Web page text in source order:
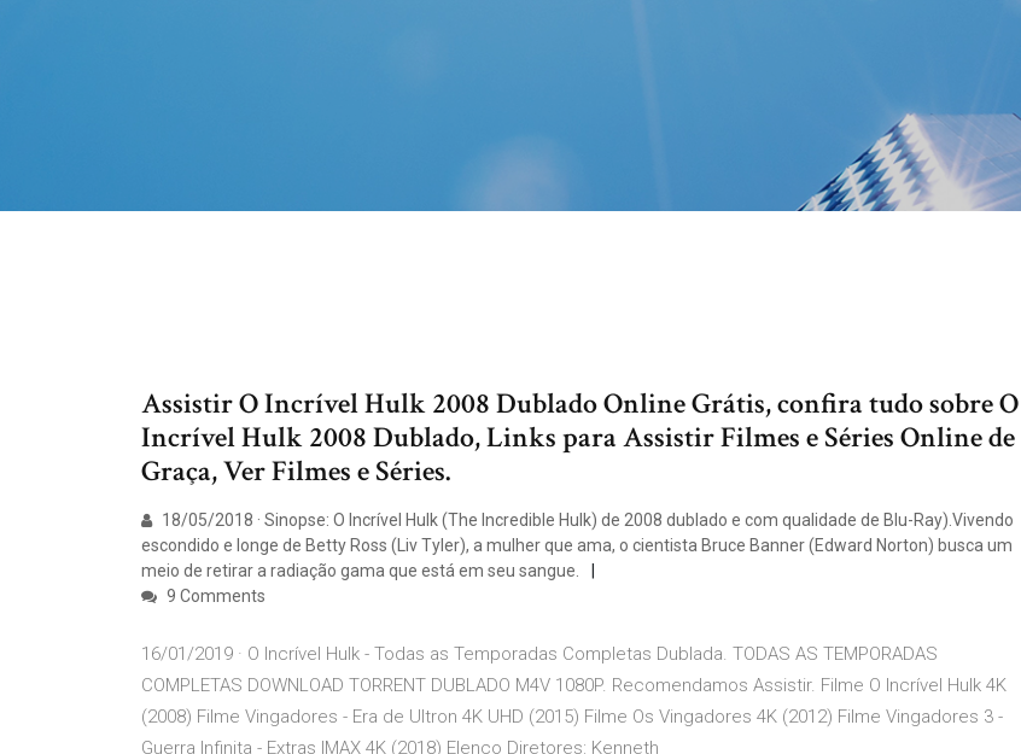
Assistir O Incrível Hulk 2008 Dublado Online Grátis, confira tudo sobre O
Incrível Hulk 2008 Dublado, Links para Assistir Filmes e Séries Online de
Graça, Ver Filmes e Séries.
18/05/2018 · Sinopse: O Incrível Hulk (The Incredible Hulk) de 2008 dublado e com qualidade de Blu-Ray).Vivendo
escondido e longe de Betty Ross (Liv Tyler), a mulher que ama, o cientista Bruce Banner (Edward Norton) busca um
meio de retirar a radiação gama que está em seu sangue.
9 Comments
16/01/2019 · O Incrível Hulk - Todas as Temporadas Completas Dublada. TODAS AS TEMPORADAS
COMPLETAS DOWNLOAD TORRENT DUBLADO M4V 1080P. Recomendamos Assistir. Filme O Incrível Hulk 4K
(2008) Filme Vingadores - Era de Ultron 4K UHD (2015) Filme Os Vingadores 4K (2012) Filme Vingadores 3 -
Guerra Infinita - Extras IMAX 4K (2018) Elenco Diretores: Kenneth